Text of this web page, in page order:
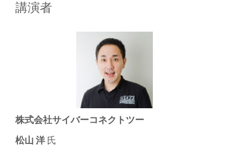
講演者
株式会社サイバーコネクトツー
松山 洋氏